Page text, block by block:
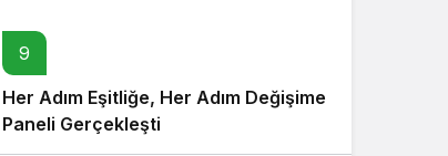
9
Her Adım Eşitliğe, Her Adım Değişime
Paneli Gerçekleşti